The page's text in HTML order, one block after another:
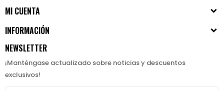
MI CUENTA
INFORMACIÓN
NEWSLETTER
¡Manténgase actualizado sobre noticias y descuentos
exclusivos!